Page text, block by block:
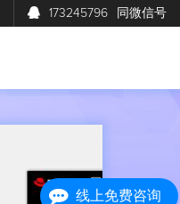
173245796 同微信号
线上免费咨询